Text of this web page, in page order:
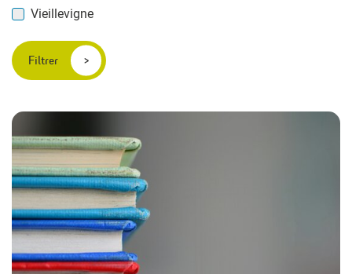
Vieillevigne
Filtrer